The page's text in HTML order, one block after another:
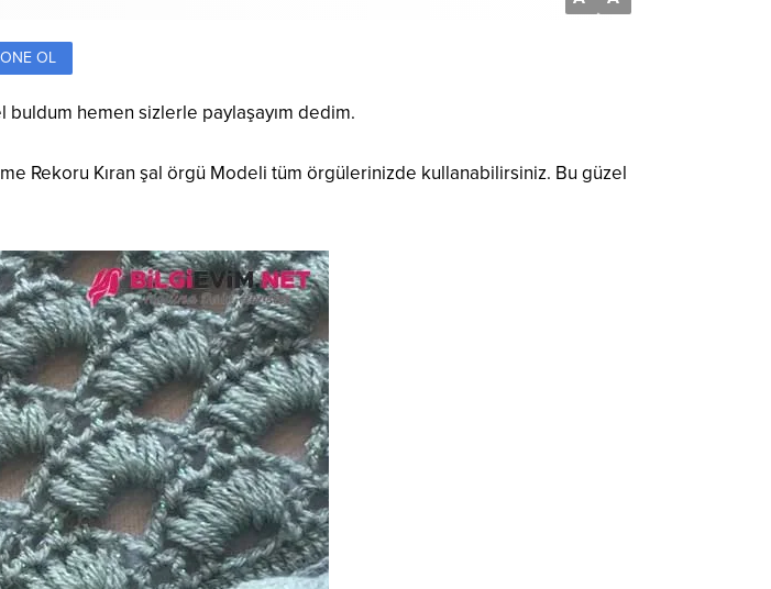
OL
hemen sizlerle paylaşayım dedim.
Rekoru Kıran şal örgü Modeli tüm örgülerinizde kullanabilirsiniz. Bu güzel